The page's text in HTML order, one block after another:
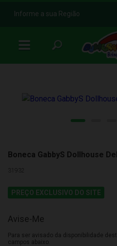
b
Informe a sua Região
Boneca GabbyS Dollhouse
31932
PREÇO EXCLUSIVO DO SITE
Avise-Me
Para ser avisado da disponibilidade
campos abaixo.